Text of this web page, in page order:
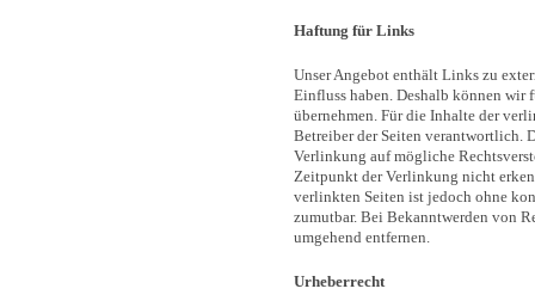
Haftung für Links
Unser Angebot enthält Links zu
Einfluss haben. Deshalb können wir
übernehmen. Für die Inhalte der
Betreiber der Seiten verantwortlich.
Verlinkung auf mögliche
Zeitpunkt der Verlinkung nicht
verlinkten Seiten ist jedoch ohne
zumutbar. Bei Bekanntwerden von
umgehend entfernen.
Urheberrecht